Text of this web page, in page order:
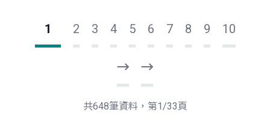
1 2 3 4 5 6 7 8 9 10
一
頁
後
一
共648筆資料，第1/33頁